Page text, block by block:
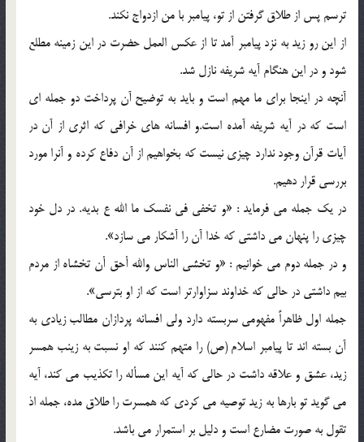
ترسم پس از طلاق گرفتن از تو، پيامبر با من ازدواج نكند.
از اين رو زيد به نزد پيامبر آمد تا از عكس العمل حضرت در اين زمينه مطلع
شود و در اين هنگام آيه شريفه نازل شد.
آنچه در اينجا براي ما مهم است و بايد به توضيح آن پرداخت دو جمله اي
است كه در آيه شريفه آمده است.و افسانه هاي خرافي كه اثري از آن در
آيات قرآن وجود ندارد چيزي نيست كه بخواهيم از آن دفاع كرده و آنرا مورد
بررسي قرار دهيم.
در يك جمله مي فرمايد : «و تخفي في نفسك ما الله ع بديه. در دل خود
چيزي را پنهان مي داشتي كه خدا آن را آشكار مي سازد».
و در جمله دوم مي خوانيم : «و تخشي الناس والله أحق أن تخشاه از مردم
بيم داشتي در حالي كه خداوند سزاوارتر است كه از او بترسي».
جمله اول ظاهراً مفهومي سربسته دارد ولي افسانه پردازان مطالب زيادي به
آن بسته اند تا پيامبر اسلام (ص) را متهم كنند كه او نسبت به زينب همسر
زيد، عشق و علاقه داشت در حالي كه آيه اين مسأله را تكذيب مي كند، آيه
مي گويد تو بارها به زيد توصيه مي كردي كه همسرت را طلاق مده، جمله اذ
تقول به صورت مضارع است و دليل بر استمرار مي باشد.